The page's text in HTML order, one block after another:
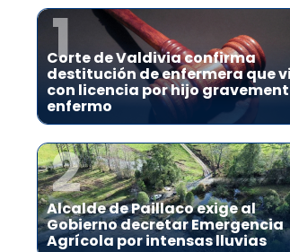
1
Corte de Valdivia confirma
destitución de enfermera que
con licencia por hijo
enfermo
2
Alcalde de Paillaco exige al
Gobierno decretar Emergencia
Agrícola por intensas lluvias